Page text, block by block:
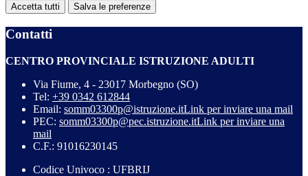
Accetta tutti Salva le preferenze
Contatti
CENTRO PROVINCIALE ISTRUZIONE ADULTI
Via Fiume, 4 - 23017 Morbegno (SO)
Tel: +39 0342 612844
Email: somm03300p@istruzione.itLink per inviare una mail
PEC: somm03300p@pec.istruzione.itLink per inviare una
mail
C.F.: 91016230145
Codice Univoco : UFBRIJ